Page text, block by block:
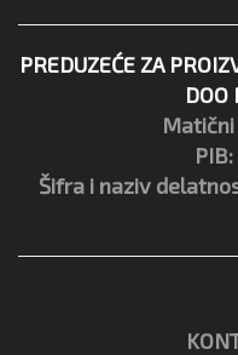
PREDUZEĆE ZA
DOO
PIB:
Šifra i naziv